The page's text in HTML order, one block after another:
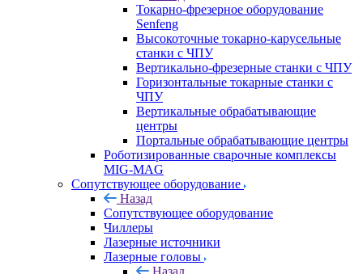
Токарно-фрезерное оборудование
Senfeng
Высокоточные токарно-карусельные
станки с ЧПУ
Вертикально-фрезерные станки с ЧПУ
Горизонтальные токарные станки с
ЧПУ
Вертикальные обрабатывающие
центры
Портальные обрабатывающие центры
Роботизированные сварочные комплексы
MIG-MAG
Сопутствующее оборудование
Назад
Сопутствующее оборудование
Чиллеры
Лазерные источники
Лазерные головы
Назад